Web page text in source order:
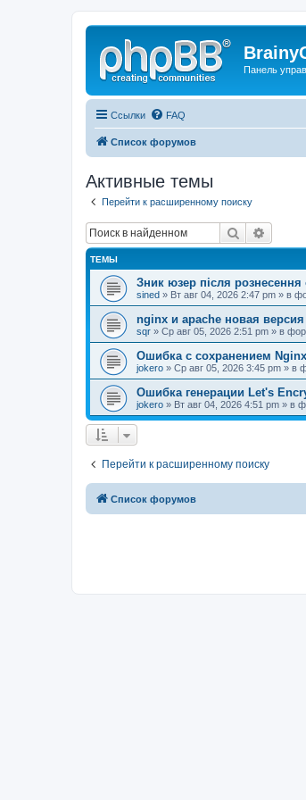
Панель
Ссылки FAQ
Список форумов
Активные темы
Перейти к расширенному поиску
Поиск
ТЕМЫ
Зник юзер після рознесення
sined » Вт авг 04, 2026 2:47 pm » в
nginx и apache новая версия
sqr » Ср авг 05, 2026 2:51 pm » в
Ошибка с сохранением
jokero » Ср авг 05, 2026 3:45 pm » в
Ошибка генерации Let's
jokero » Вт авг 04, 2026 4:51 pm » в
Перейти к расширенному поиску
Список форумов